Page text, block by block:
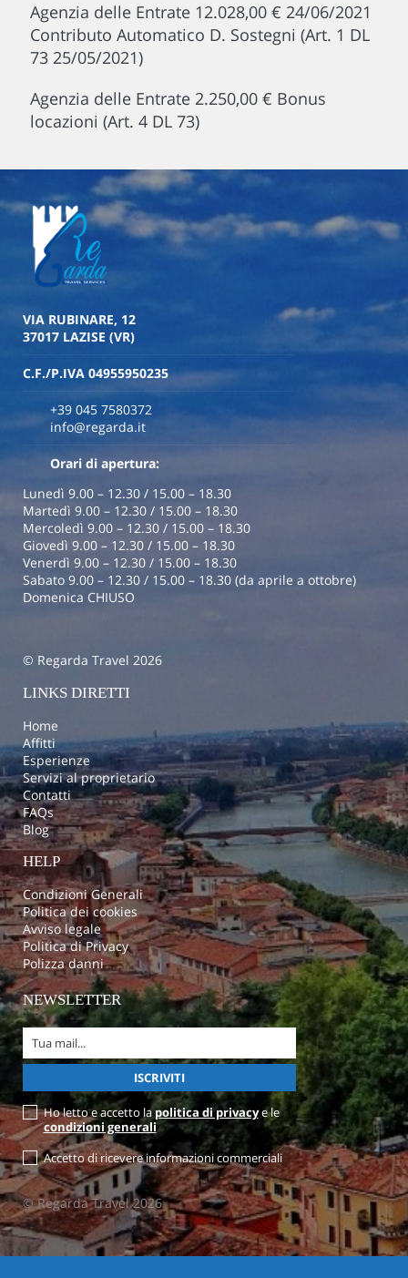
Agenzia delle Entrate 12.028,00 € 24/06/2021
Contributo Automatico D. Sostegni (Art. 1 DL
73 25/05/2021)
Agenzia delle Entrate 2.250,00 € Bonus
locazioni (Art. 4 DL 73)
VIA RUBINARE, 12
37017 LAZISE (VR)
C.F./P.IVA 04955950235
+39 045 7580372
info@regarda.it
Orari di apertura:
Lunedì 9.00 – 12.30 / 15.00 – 18.30
Martedì 9.00 – 12.30 / 15.00 – 18.30
Mercoledì 9.00 – 12.30 / 15.00 – 18.30
Giovedì 9.00 – 12.30 / 15.00 – 18.30
Venerdì 9.00 – 12.30 / 15.00 – 18.30
Sabato 9.00 – 12.30 / 15.00 – 18.30 (da aprile a ottobre)
Domenica CHIUSO
© Regarda Travel 2026
LINKS DIRETTI
Home
Affitti
Esperienze
Servizi al proprietario
Contatti
FAQs
Blog
HELP
Condizioni Generali
Politica dei cookies
Avviso legale
Politica di Privacy
Polizza danni
NEWSLETTER
Ho letto e accetto lapolitica di privacye le
condizioni generali
Accetto di ricevere informazioni commerciali
© Regarda Travel 2026